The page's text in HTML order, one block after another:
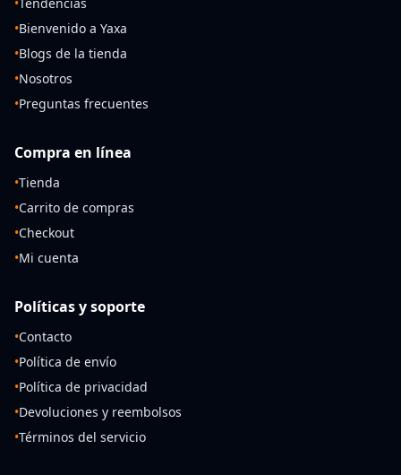
•Bienvenido a Yaxa
•Blogs de la tienda
•Nosotros
•Preguntas frecuentes
Compra en línea
•Tienda
•Carrito de compras
•Checkout
•Mi cuenta
Políticas y soporte
•Contacto
•Política de envío
•Política de privacidad
•Devoluciones y reembolsos
•Términos del servicio